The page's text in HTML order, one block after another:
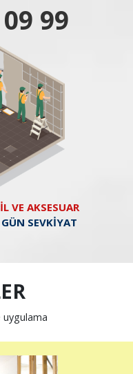
99
VE AKSESUAR
SEVKİYAT
uygulama